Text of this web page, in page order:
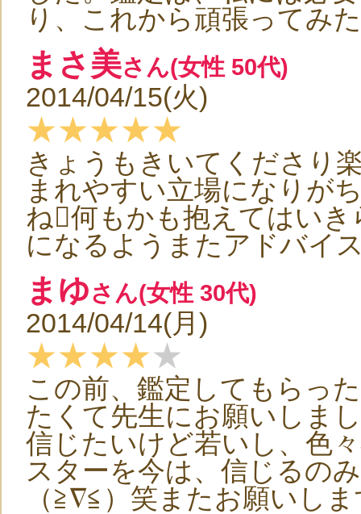
り、これから頑張ってみ
まさ美さん(女性 50代)
2014/04/15(火)
★★★★★
きょうもきいてくださり
まれやすい立場になりが
ね何もかも抱えてはい
になるようまたアドバイ
まゆさん(女性 30代)
2014/04/14(月)
★★★★★
この前、鑑定してもらっ
たくて先生にお願いしま
信じたいけど若いし、色
スターを今は、信じるの
（≧∇≦）笑またお願いし